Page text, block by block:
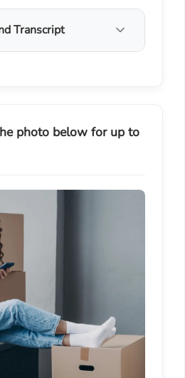
Transcript
photo below for up to